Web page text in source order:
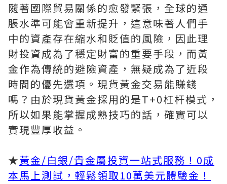
隨著國際貿易關係的愈發緊張，全球的通
脹水準可能會重新提升，這意味著人們手
中的資產存在縮水和貶值的風險，因此理
財投資成為了穩定財富的重要手段，而黃
金作為傳統的避險資產，無疑成為了近段
時間的優先選項。現貨黃金交易能賺錢
嗎？由於現貨黃金採用的是T+0杠杆模式，
所以如果能掌握成熟技巧的話，確實可以
實現豐厚收益。
★黃金/白銀/貴金屬投資一站式服務！0成
本馬上測試，輕鬆領取10萬美元體驗金！